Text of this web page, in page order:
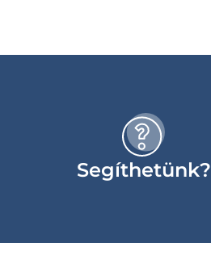
Segíthetünk?